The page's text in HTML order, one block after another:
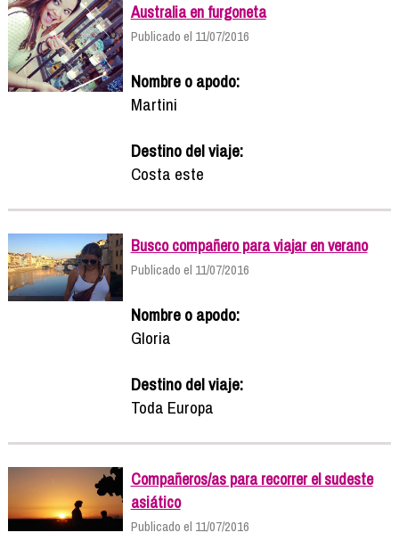
Australia en furgoneta
Publicado el 11/07/2016
Nombre o apodo:
Martini
Destino del viaje:
Costa este
Busco compañero para viajar en verano
Publicado el 11/07/2016
Nombre o apodo:
Gloria
Destino del viaje:
Toda Europa
Compañeros/as para recorrer el sudeste
asiático
Publicado el 11/07/2016